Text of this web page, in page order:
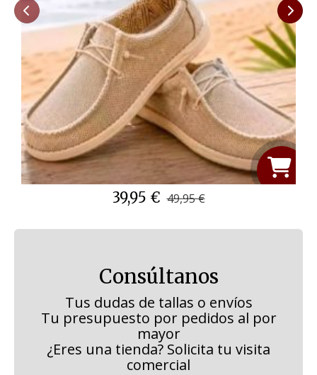
39,95 € 49,95 €
Anterior
Consúltanos
Tus dudas de tallas o envíos
Tu presupuesto por pedidos al por
mayor
¿Eres una tienda? Solicita tu visita
comercial